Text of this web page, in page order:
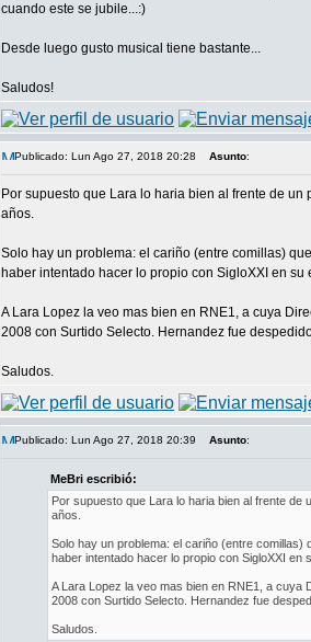
cuando este se jubile...:)
Desde luego gusto musical tiene bastante...
Saludos!
Publicado: Lun Ago 27, 2018 20:28 Asunto:
Por supuesto que Lara lo haria bien al frente de
años.
Solo hay un problema: el cariño (entre comillas)
haber intentado hacer lo propio con SigloXXI en su
A Lara Lopez la veo mas bien en RNE1, a cuya
2008 con Surtido Selecto. Hernandez fue
Saludos.
Publicado: Lun Ago 27, 2018 20:39 Asunto:
MeBri escribió:
Por supuesto que Lara lo haria bien al frente
años.
Solo hay un problema: el cariño (entre
haber intentado hacer lo propio con SigloXXI en
A Lara Lopez la veo mas bien en RNE1, a cuya
2008 con Surtido Selecto. Hernandez fue
Saludos.